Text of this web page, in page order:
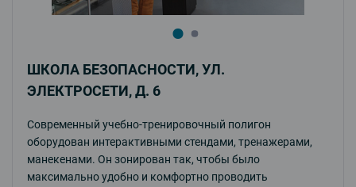
ШКОЛА БЕЗОПАСНОСТИ, УЛ.
ЭЛЕКТРОСЕТИ, Д. 6
Современный учебно-тренировочный полигон
оборудован интерактивными стендами, тренажерами,
манекенами. Он зонирован так, чтобы было
максимально удобно и комфортно проводить